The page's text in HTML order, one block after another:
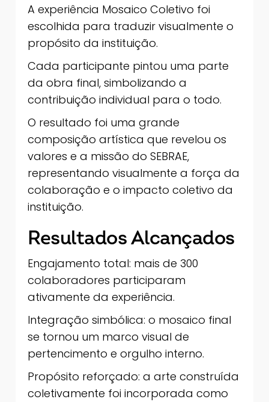
A experiência Mosaico Coletivo foi
escolhida para traduzir visualmente o
propósito da instituição.
Cada participante pintou uma parte
da obra final, simbolizando a
contribuição individual para o todo.
O resultado foi uma grande
composição artística que revelou os
valores e a missão do SEBRAE,
representando visualmente a força da
colaboração e o impacto coletivo da
instituição.
Resultados Alcançados
Engajamento total: mais de 300
colaboradores participaram
ativamente da experiência.
Integração simbólica: o mosaico final
se tornou um marco visual de
pertencimento e orgulho interno.
Propósito reforçado: a arte construída
coletivamente foi incorporada como